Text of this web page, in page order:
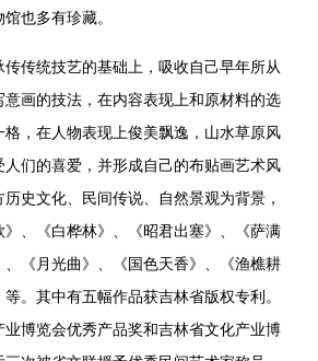
也多有珍藏。
传统技艺的基础上，吸收自己早年所从
画的技法，在内容表现上和原材料的选
，在人物表现上俊美飘逸，山水草原风
们的喜爱，并形成自己的布贴画艺术风
史文化、民间传说、自然景观为背景，
、《白桦林》、《昭君出塞》、《萨满
《月光曲》、《国色天香》、《渔樵耕
。其中有五幅作品获吉林省版权专利。
博览会优秀产品奖和吉林省文化产业博